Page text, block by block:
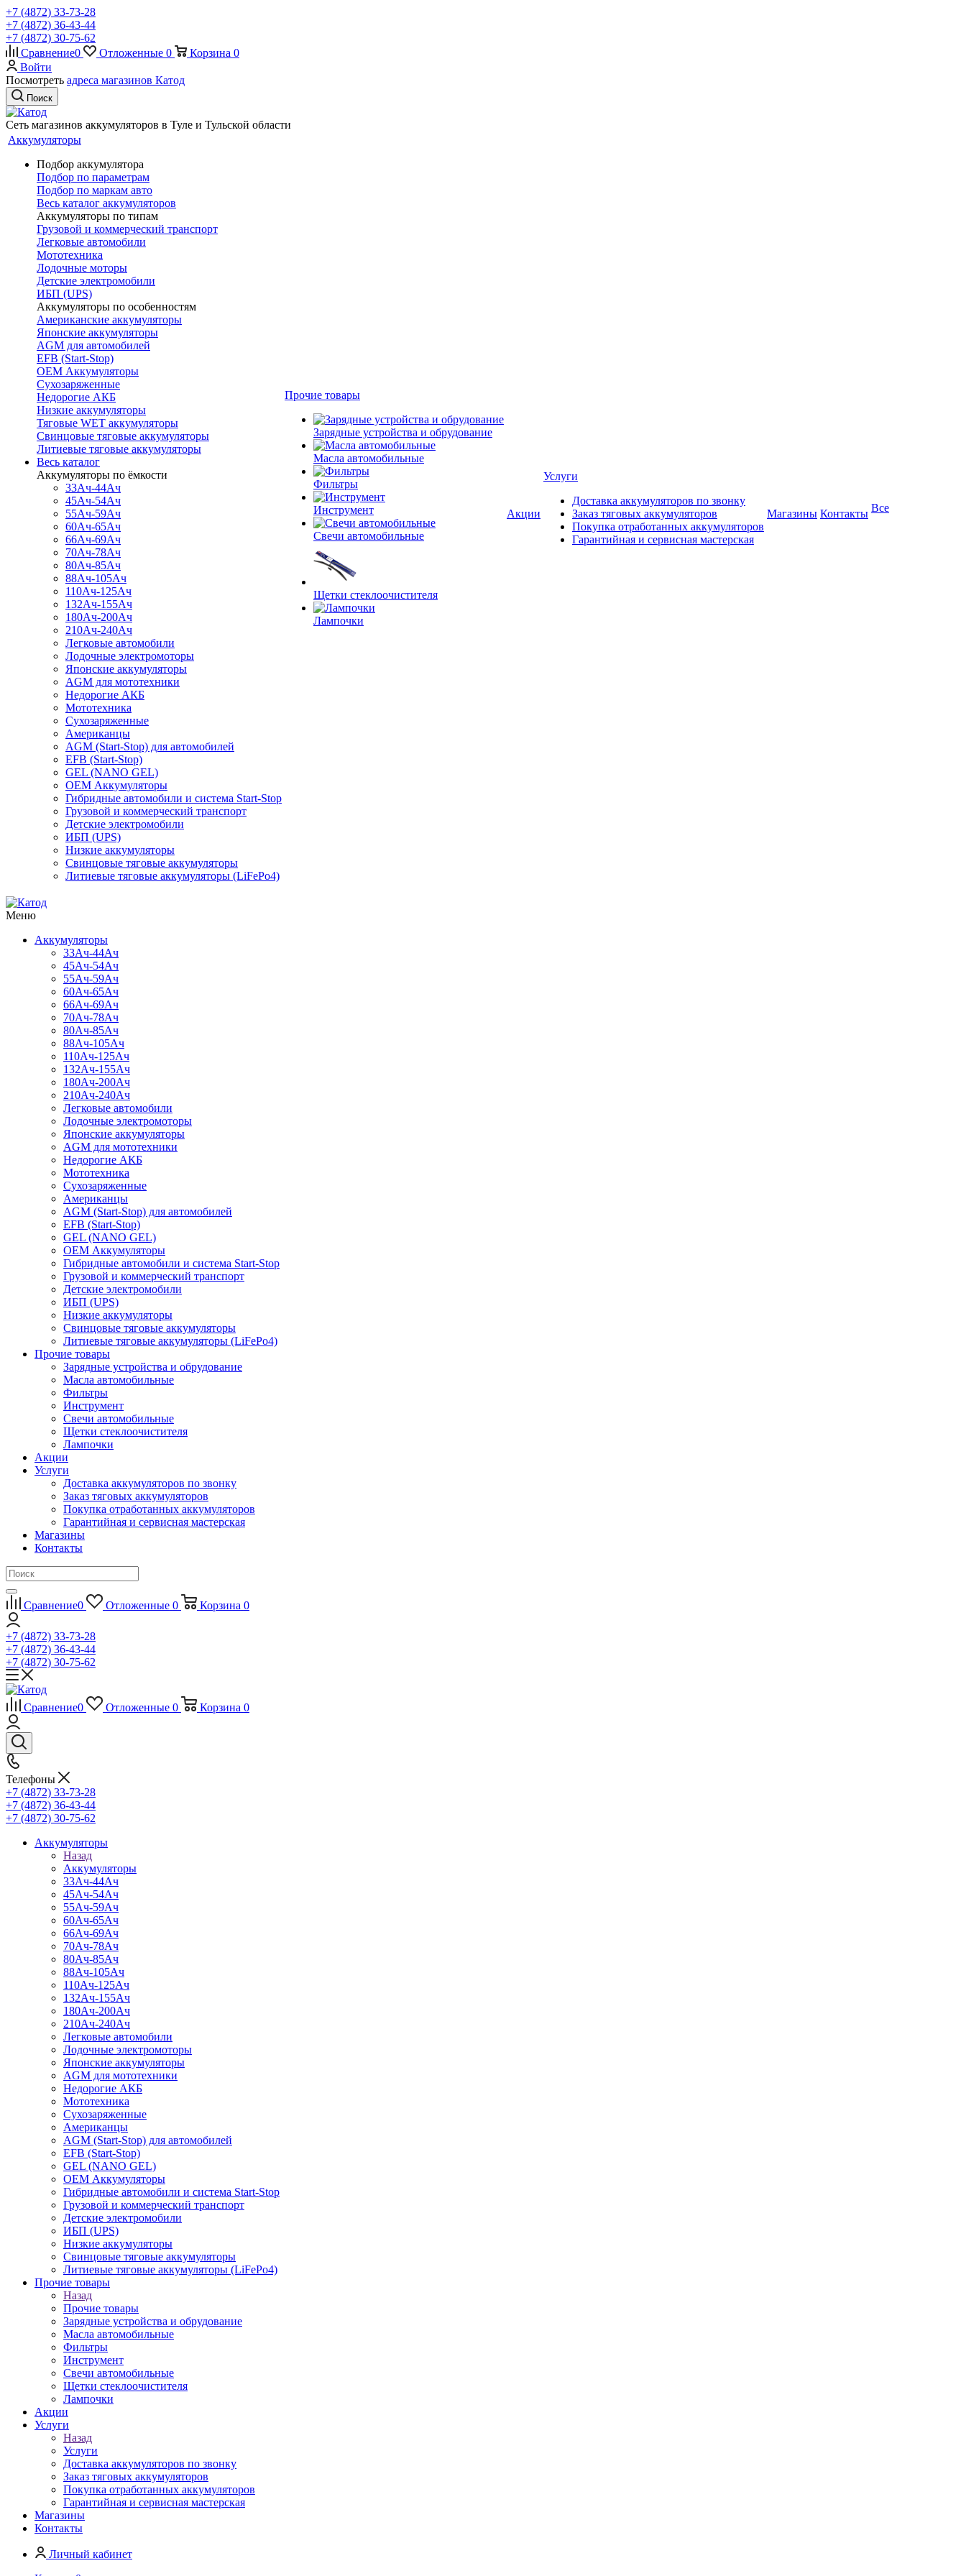
+7 (4872) 33-73-28
+7 (4872) 36-43-44
+7 (4872) 30-75-62
Сравнение0 Отложенные 0 Корзина 0
Войти
Посмотреть адреса магазинов Катод
Поиск
Сеть магазинов аккумуляторов в Туле и Тульской области
Аккумуляторы
Подбор аккумулятора
Подбор по параметрам
Подбор по маркам авто
Весь каталог аккумуляторов
Аккумуляторы по типам
Грузовой и коммерческий транспорт
Легковые автомобили
Мототехника
Лодочные моторы
Детские электромобили
ИБП (UPS)
Аккумуляторы по особенностям
Американские аккумуляторы
Японские аккумуляторы
AGM для автомобилей
EFB (Start-Stop)
OEM Аккумуляторы
Сухозаряженные
Недорогие АКБ
Низкие аккумуляторы
Тяговые WET аккумуляторы
Свинцовые тяговые аккумуляторы
Литиевые тяговые аккумуляторы
Весь каталог
Аккумуляторы по ёмкости
33Ач-44Ач
45Ач-54Ач
55Ач-59Ач
60Ач-65Ач
66Ач-69Ач
70Ач-78Ач
80Ач-85Ач
88Ач-105Ач
110Ач-125Ач
132Ач-155Ач
180Ач-200Ач
210Ач-240Ач
Легковые автомобили
Лодочные электромоторы
Японские аккумуляторы
AGM для мототехники
Недорогие АКБ
Мототехника
Сухозаряженные
Американцы
AGM (Start-Stop) для автомобилей
EFB (Start-Stop)
GEL (NANO GEL)
OEM Аккумуляторы
Гибридные автомобили и система Start-Stop
Грузовой и коммерческий транспорт
Детские электромобили
ИБП (UPS)
Низкие аккумуляторы
Свинцовые тяговые аккумуляторы
Литиевые тяговые аккумуляторы (LiFePo4)
Прочие товары
Зарядные устройства и обрудование
Масла автомобильные
Фильтры
Инструмент
Свечи автомобильные
Щетки стеклоочистителя
Лампочки
Акции
Услуги
Доставка аккумуляторов по звонку
Заказ тяговых аккумуляторов
Покупка отработанных аккумуляторов
Гарантийная и сервисная мастерская
Магазины Контакты Все
Меню
Аккумуляторы
33Ач-44Ач
45Ач-54Ач
55Ач-59Ач
60Ач-65Ач
66Ач-69Ач
70Ач-78Ач
80Ач-85Ач
88Ач-105Ач
110Ач-125Ач
132Ач-155Ач
180Ач-200Ач
210Ач-240Ач
Легковые автомобили
Лодочные электромоторы
Японские аккумуляторы
AGM для мототехники
Недорогие АКБ
Мототехника
Сухозаряженные
Американцы
AGM (Start-Stop) для автомобилей
EFB (Start-Stop)
GEL (NANO GEL)
OEM Аккумуляторы
Гибридные автомобили и система Start-Stop
Грузовой и коммерческий транспорт
Детские электромобили
ИБП (UPS)
Низкие аккумуляторы
Свинцовые тяговые аккумуляторы
Литиевые тяговые аккумуляторы (LiFePo4)
Прочие товары
Зарядные устройства и обрудование
Масла автомобильные
Фильтры
Инструмент
Свечи автомобильные
Щетки стеклоочистителя
Лампочки
Акции
Услуги
Доставка аккумуляторов по звонку
Заказ тяговых аккумуляторов
Покупка отработанных аккумуляторов
Гарантийная и сервисная мастерская
Магазины
Контакты
Сравнение0 Отложенные 0 Корзина 0
+7 (4872) 33-73-28
+7 (4872) 36-43-44
+7 (4872) 30-75-62
Сравнение0 Отложенные 0 Корзина 0
Телефоны
+7 (4872) 33-73-28
+7 (4872) 36-43-44
+7 (4872) 30-75-62
Аккумуляторы
Назад
Аккумуляторы
33Ач-44Ач
45Ач-54Ач
55Ач-59Ач
60Ач-65Ач
66Ач-69Ач
70Ач-78Ач
80Ач-85Ач
88Ач-105Ач
110Ач-125Ач
132Ач-155Ач
180Ач-200Ач
210Ач-240Ач
Легковые автомобили
Лодочные электромоторы
Японские аккумуляторы
AGM для мототехники
Недорогие АКБ
Мототехника
Сухозаряженные
Американцы
AGM (Start-Stop) для автомобилей
EFB (Start-Stop)
GEL (NANO GEL)
OEM Аккумуляторы
Гибридные автомобили и система Start-Stop
Грузовой и коммерческий транспорт
Детские электромобили
ИБП (UPS)
Низкие аккумуляторы
Свинцовые тяговые аккумуляторы
Литиевые тяговые аккумуляторы (LiFePo4)
Прочие товары
Назад
Прочие товары
Зарядные устройства и обрудование
Масла автомобильные
Фильтры
Инструмент
Свечи автомобильные
Щетки стеклоочистителя
Лампочки
Акции
Услуги
Назад
Услуги
Доставка аккумуляторов по звонку
Заказ тяговых аккумуляторов
Покупка отработанных аккумуляторов
Гарантийная и сервисная мастерская
Магазины
Контакты
Личный кабинет